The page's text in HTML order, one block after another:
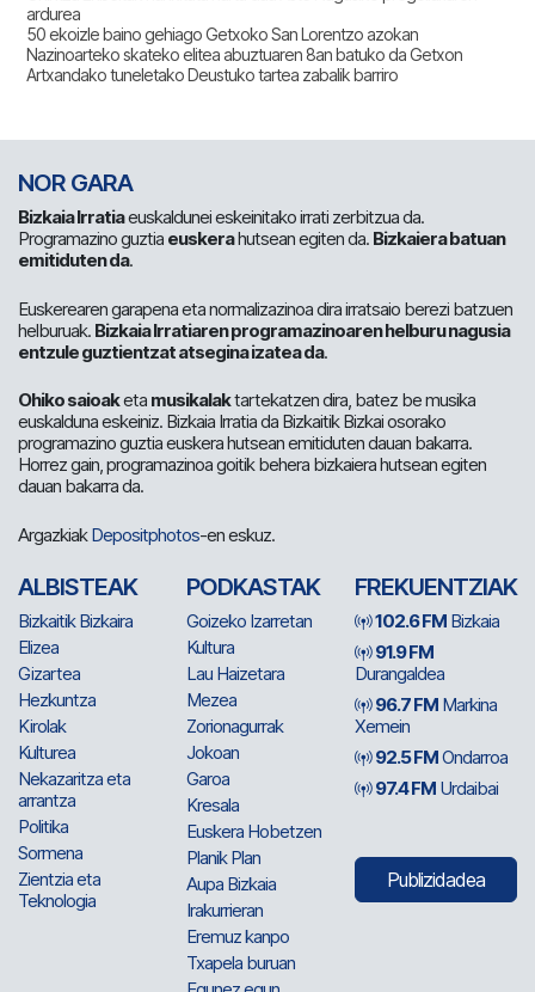
ardurea
50 ekoizle baino gehiago Getxoko San Lorentzo azokan
Nazinoarteko skateko elitea abuztuaren 8an batuko da Getxon
Artxandako tuneletako Deustuko tartea zabalik barriro
NOR GARA
Bizkaia Irratiaeuskaldunei eskeinitako irrati zerbitzua da.
Programazino guztia euskerahutsean egiten da. Bizkaiera batuan
emitiduten da.
Euskerearen garapena eta normalizazinoa dira irratsaio berezi batzuen
helburuak. Bizkaia Irratiaren programazinoaren helburu nagusia
entzule guztientzat atsegina izatea da.
Ohiko saioaketa musikalaktartekatzen dira, batez be musika
euskalduna eskeiniz. Bizkaia Irratia da Bizkaitik Bizkai osorako
programazino guztia euskera hutsean emitiduten dauan bakarra.
Horrez gain, programazinoa goitik behera bizkaiera hutsean egiten
dauan bakarra da.
ArgazkiakDepositphotos-en eskuz.
ALBISTEAK
Bizkaitik Bizkaira
Elizea
Gizartea
Hezkuntza
Kirolak
Kulturea
Nekazaritza eta
arrantza
Politika
Sormena
Zientzia eta
Teknologia
PODKASTAK
Goizeko Izarretan
Kultura
Lau Haizetara
Mezea
Zorionagurrak
Jokoan
Garoa
Kresala
Euskera Hobetzen
Planik Plan
Aupa Bizkaia
Irakurrieran
Eremuz kanpo
Txapela buruan
FREKUENTZIAK
102.6 FM Bizkaia
91.9 FM
Durangaldea
96.7 FM Markina
Xemein
92.5 FMOndarroa
97.4 FM Urdaibai
Publizidadea